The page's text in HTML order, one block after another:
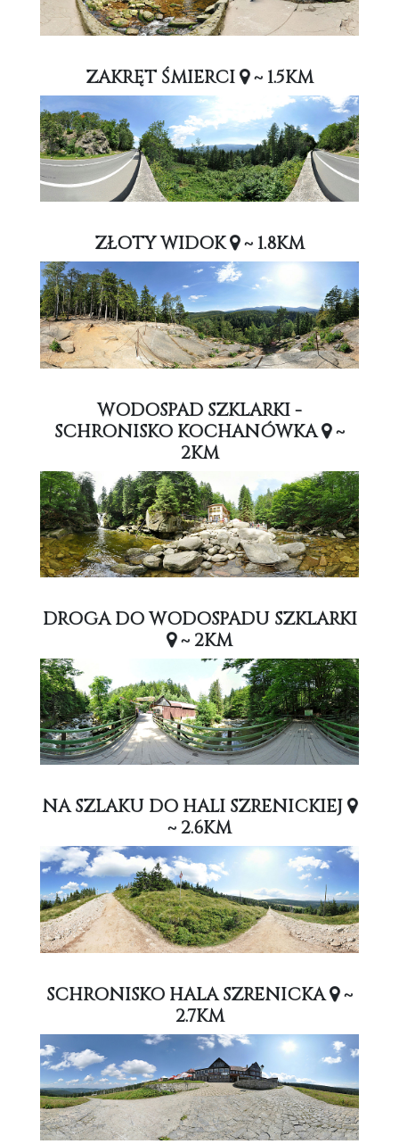
ZAKRĘT ŚMIERCI ~ 1.5KM
ZŁOTY WIDOK ~ 1.8KM
WODOSPAD SZKLARKI -
SCHRONISKO KOCHANÓWKA ~
2KM
DROGA DO WODOSPADU SZKLARKI
~ 2KM
NA SZLAKU DO HALI SZRENICKIEJ
~ 2.6KM
SCHRONISKO HALA SZRENICKA ~
2.7KM